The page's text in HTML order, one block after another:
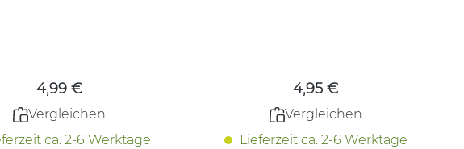
4,99 €
Vergleichen
ca. 2-6 Werktage
4,95 €
Vergleichen
Lieferzeit ca. 2-6 Werktage